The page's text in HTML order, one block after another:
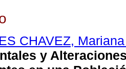
CHAVEZ,
y